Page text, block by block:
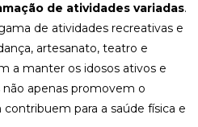
de atividades variadas.
de atividades recreativas e
artesanato, teatro e
a manter os idosos ativos e
não apenas promovem o
para a saúde física e